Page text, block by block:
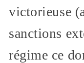
victorieuse
sanctions
régime ce